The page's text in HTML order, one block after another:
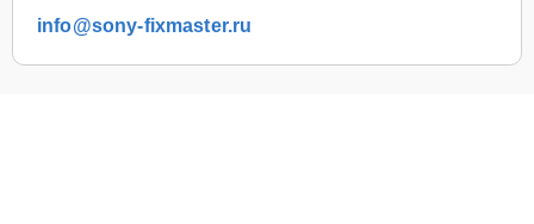
info@sony-fixmaster.ru